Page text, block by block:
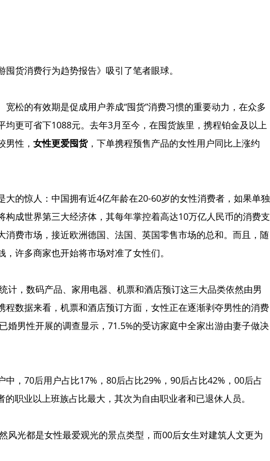
货消费行为趋势报告》吸引了笔者眼球。
松的有效期是促成用户养成“囤货”消费习惯的重要动力，在众多
均更可省下1088元。去年3月至今，在囤货族里，携程铂金及以上
男性， 女性更爱囤货，下单携程预售产品的女性用户同比上涨约
大的惊人：中国拥有近4亿年龄在20-60岁的女性消费者，如果单独
构成世界第三大经济体，其每年掌控着高达10万亿人民币的消费支
消费市场，接近欧洲德国、法国、英国零售市场的总和。而且，随
许多商家也开始将市场对准了女性们。
计，数码产品、家用电器、机票和酒店预订这三大品类依然由男
程数据来看，机票和酒店预订方面，女性正在逐渐剥夺男性的消费
婚男性开展的调查显示，71.5%的受访家庭中全家出游由妻子做决
中，70后用户占比17%，80后占比29%，90后占比42%，00后占
职业以上班族占比最大，其次为自由职业者和已退休人员。
风光都是女性最爱观光的景点类型，而00后女生对建筑人文更为